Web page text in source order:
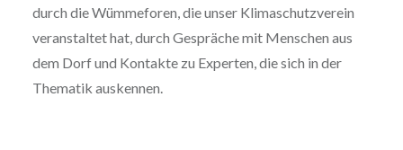
durch die Wümmeforen, die unser Klimaschutzverein
veranstaltet hat, durch Gespräche mit Menschen aus
dem Dorf und Kontakte zu Experten, die sich in der
Thematik auskennen.